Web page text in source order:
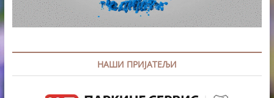
НАШИ ПРИЈАТЕЉИ